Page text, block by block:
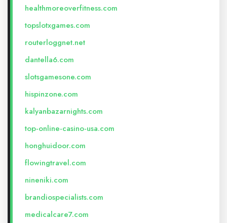
healthmoreoverfitness.com
topslotxgames.com
routerloggnet.net
dantella6.com
slotsgamesone.com
hispinzone.com
kalyanbazarnights.com
top-online-casino-usa.com
honghuidoor.com
flowingtravel.com
nineniki.com
brandiospecialists.com
medicalcare7.com